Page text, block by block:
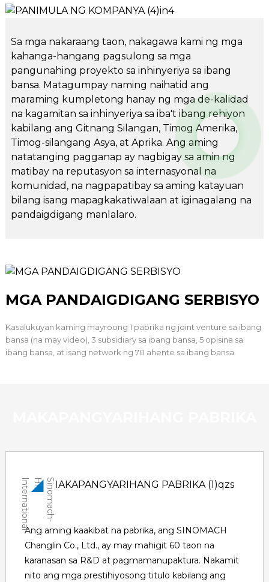
Sa mga nakaraang taon, nakagawa kami ng mga
kahanga-hangang pagsulong sa mga
pangunahing proyekto sa inhinyeriya sa ibang
bansa. Matagumpay naming naihatid ang
maraming kumpletong hanay ng mga de-kalidad
na kagamitan sa inhinyeriya sa iba't ibang rehiyon
kabilang ang Gitnang Silangan, Timog Amerika,
Timog-silangang Asya, at Aprika. Ang aming
natatanging pagganap ay nagbigay sa amin ng
matibay na reputasyon sa internasyonal na
komunidad, na nagpapatibay sa aming katayuan
bilang isang mapagkakatiwalaan at iginagalang na
pandaigdigang manlalaro.
MGA PANDAIGDIGANG SERBISYO
Kasalukuyan kaming mayroong 1 pabrika ng joint venture sa ibang
bansa (na may video), 3 subsidiary sa ibang bansa, 5 opisina sa
ibang bansa, at isang network ng 70 ahente sa ibang bansa.
S
i
n
o
m
a
c
h
-
H
i
I
n
t
e
r
n
a
t
i
o
n
a
lAng aming kaakibat na pabrika, ang SINOMACH
Changlin Co., Ltd., ay may mahigit 60 taon na
karanasan sa R&D at pagmamanupaktura. Nakamit
nito ang mga prestihiyosong titulo kabilang ang